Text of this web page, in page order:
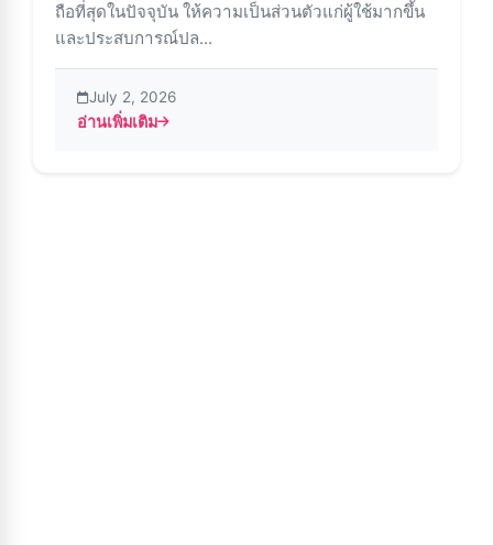
ถือที่สุดในปัจจุบัน ให้ความเป็นส่วนตัวแก่ผู้ใช้มากขึ้น
และประสบการณ์ปล...
July 2, 2026
อ่านเพิ่มเติม
about Instander APK – แก้ไขปัญหาการติดตั้งเพื่อการใช้งา